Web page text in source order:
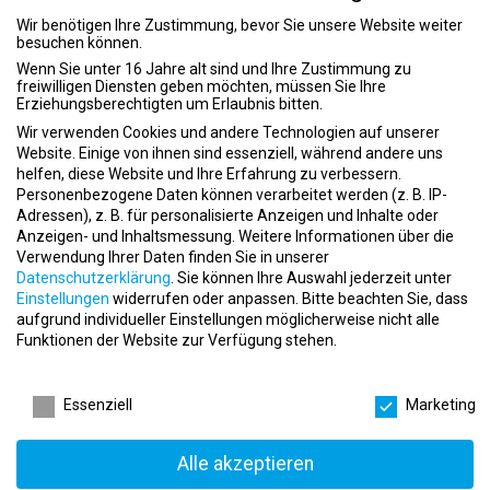
darauf Dich kennenzulernen.
Unterstütze Deinen Club, indem Du:
der Ansprechpartner für Interessenten, Mitglieder und
Mitarbeiter bist
positiv und motiviert den “Feels like Home” Gedanken in deinem
Club lebst
als Vorbild agierst
Dich Herausforderungen stellst und daran wächst
die Mitgliederbegeisterung im Club förderst
Wir benötigen Ihre Zustimmung, bevor Sie unsere Website weiter
besuchen können.
Wenn Sie unter 16 Jahre alt sind und Ihre Zustimmung zu
freiwilligen Diensten geben möchten, müssen Sie Ihre
Erziehungsberechtigten um Erlaubnis bitten.
Wir verwenden Cookies und andere Technologien auf unserer
Website. Einige von ihnen sind essenziell, während andere uns
helfen, diese Website und Ihre Erfahrung zu verbessern.
Personenbezogene Daten können verarbeitet werden (z. B. IP-
Adressen), z. B. für personalisierte Anzeigen und Inhalte oder
Anzeigen- und Inhaltsmessung. Weitere Informationen über die
Verwendung Ihrer Daten finden Sie in unserer
Datenschutzerklärung Sie können Ihre Auswahl jederzeit unter
Einstellungen widerrufen oder anpassen. Bitte beachten Sie, dass
aufgrund individueller Einstellungen möglicherweise nicht alle
Funktionen der Website zur Verfügung stehen.
Essenziell
Marketing
Alle akzeptieren